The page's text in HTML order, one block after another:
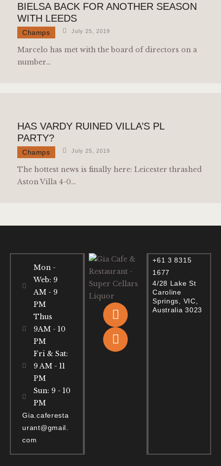
BIELSA BACK FOR ANOTHER SEASON
WITH LEEDS
Champs July 25, 2019
Marcelo has met with the board of directors on a
number…
HAS VARDY RUINED VILLA’S PL
PARTY?
Champs July 25, 2019
The hottest news is finally here: Leicester thrashed
Aston Villa 4-0…
Mon -
Web: 9
AM - 9
PM
Thus
9AM - 10
PM
Fri & Sat:
9 AM - 11
PM
Sun: 9 - 10
PM
Gia.caferesta
urant@gmail.
com
+61 3 8315
1677
4/28 Lake St
Caroline
Springs, VIC,
Australia 3023